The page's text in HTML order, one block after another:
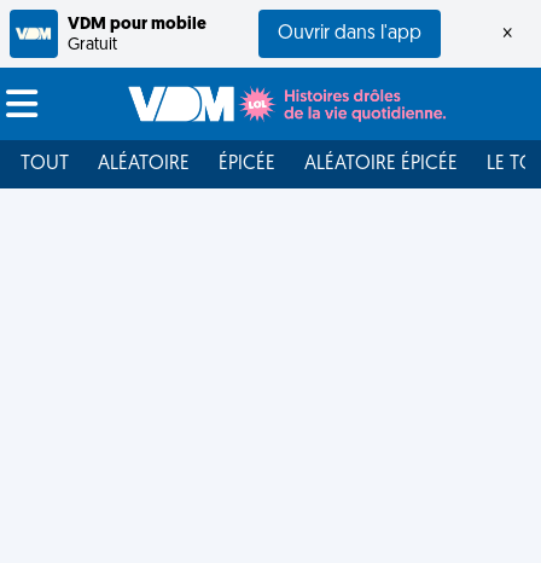
VDM pour mobile
Gratuit
Ouvrir dans l'app ×
TOUT ALÉATOIRE ÉPICÉE ALÉATOIRE ÉPICÉE LE